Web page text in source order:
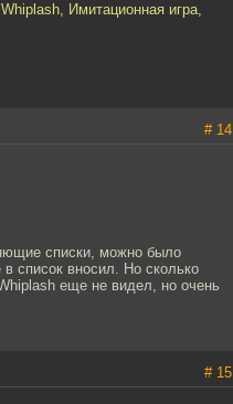
Имитационная игра,
# 14
списки, можно было
список вносил. Но сколько
еще не видел, но очень
# 15